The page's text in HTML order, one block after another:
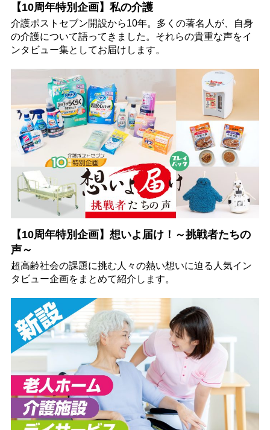
【10周年特別企画】私の介護
介護ポストセブン開設から10年。多くの著名人が、自身
の介護について語ってきました。それらの貴重な声をイ
ンタビュー集としてお届けします。
【10周年特別企画】想いよ届け！～挑戦者たちの
声～
超高齢社会の課題に挑む人々の熱い想いに迫る人気イン
タビュー企画をまとめて紹介します。